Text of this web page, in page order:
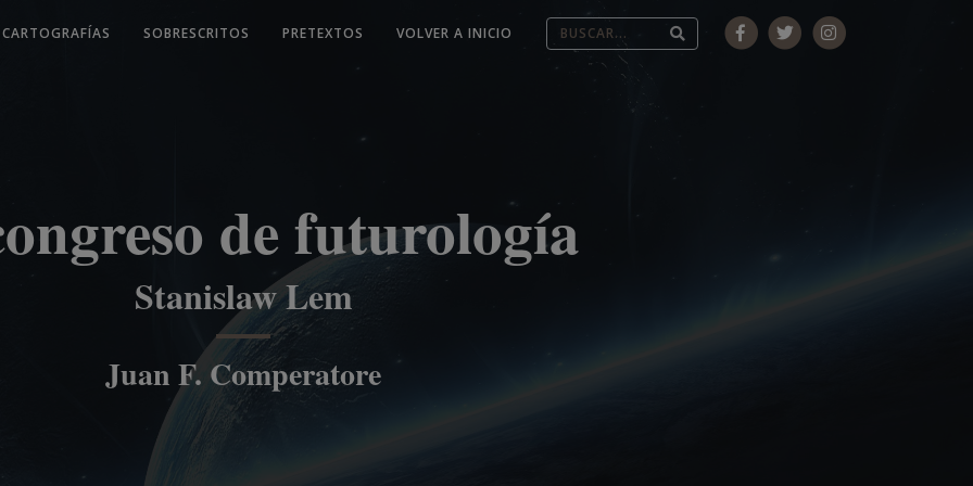
CARTOGRAFÍAS SOBRESCRITOS PRETEXTOS VOLVER A INICIO
de futurología
Stanislaw Lem
Juan F. Comperatore